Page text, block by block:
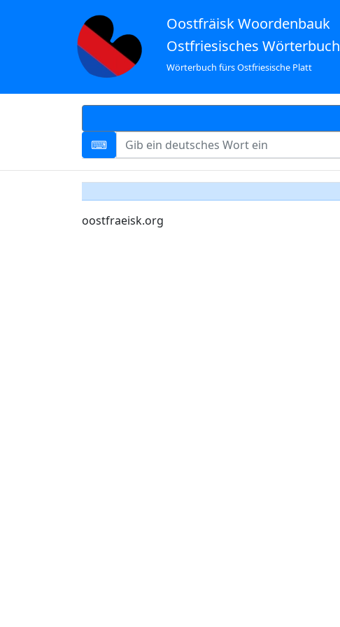
Oostfräisk Woordenbauk
Ostfriesisches Wörterbuch
Wörterbuch fürs Ostfriesische Platt
oostfraeisk.org